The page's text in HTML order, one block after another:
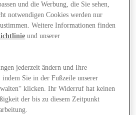
und die Werbung, die Sie sehen,
notwendigen Cookies werden nur
Weitere Informationen finden
und unserer
jederzeit ändern und Ihre
Sie in der Fußzeile unserer
klicken. Ihr Widerruf hat keinen
der bis zu diesem Zeitpunkt